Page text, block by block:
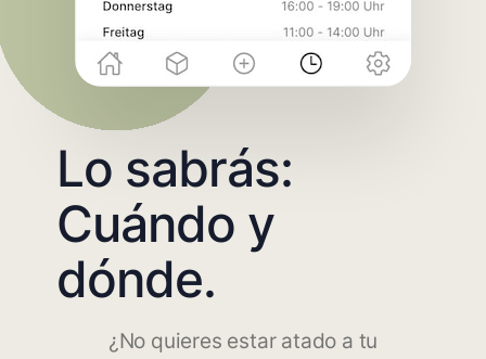
Lo sabrás:
Cuándo y
dónde.
¿No quieres estar atado a tu